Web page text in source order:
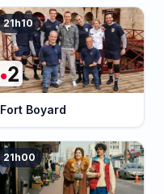
21h10
Fort Boyard
21h00